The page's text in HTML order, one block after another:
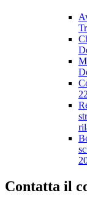
Contatta il